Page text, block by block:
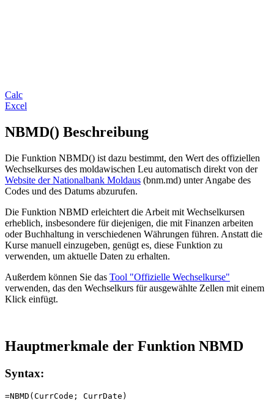
Calc
Excel
NBMD() Beschreibung
Die Funktion NBMD() ist dazu bestimmt, den Wert des offiziellen
Wechselkurses des moldawischen Leu automatisch direkt von der
Website der Nationalbank Moldaus (bnm.md) unter Angabe des
Codes und des Datums abzurufen.
Die Funktion NBMD erleichtert die Arbeit mit Wechselkursen
erheblich, insbesondere für diejenigen, die mit Finanzen arbeiten
oder Buchhaltung in verschiedenen Währungen führen. Anstatt die
Kurse manuell einzugeben, genügt es, diese Funktion zu
verwenden, um aktuelle Daten zu erhalten.
Außerdem können Sie das Tool "Offizielle Wechselkurse"
verwenden, das den Wechselkurs für ausgewählte Zellen mit einem
Klick einfügt.
Hauptmerkmale der Funktion NBMD
Syntax: